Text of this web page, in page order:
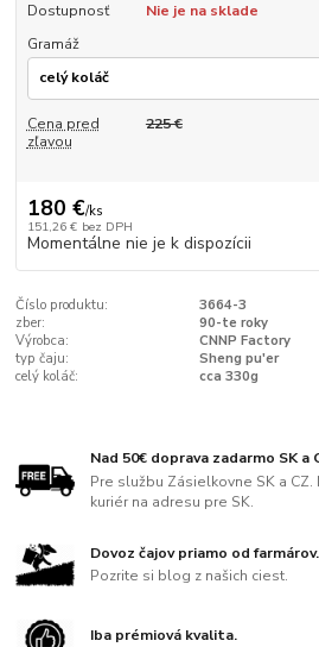
Dostupnosť
Nie je na sklade
Gramáž
Cena pred
zľavou
225 €
180 €/ks
151,26 € bez DPH
Momentálne nie je k dispozícii
Číslo produktu:
3664-3
zber:
90-te roky
Výrobca:
CNNP Factory
typ čaju:
Sheng pu'er
celý koláč:
cca 330g
Nad 50€ doprava zadarmo SK a
Pre službu Zásielkovne SK a
kuriér na adresu pre SK.
Dovoz čajov priamo od farmárov.
Pozrite si blog z našich ciest.
Iba prémiová kvalita.